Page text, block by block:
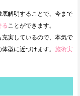
解明することで、今まで
ることができます。
実しているので、本気で
型に近づけます。 施術実